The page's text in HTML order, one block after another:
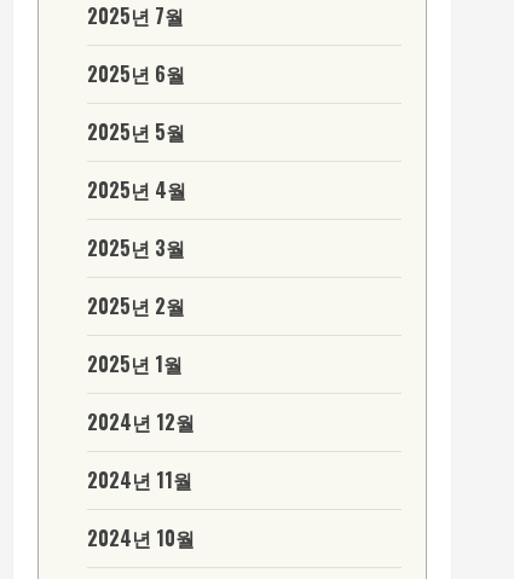
2025년 7월
2025년 6월
2025년 5월
2025년 4월
2025년 3월
2025년 2월
2025년 1월
2024년 12월
2024년 11월
2024년 10월